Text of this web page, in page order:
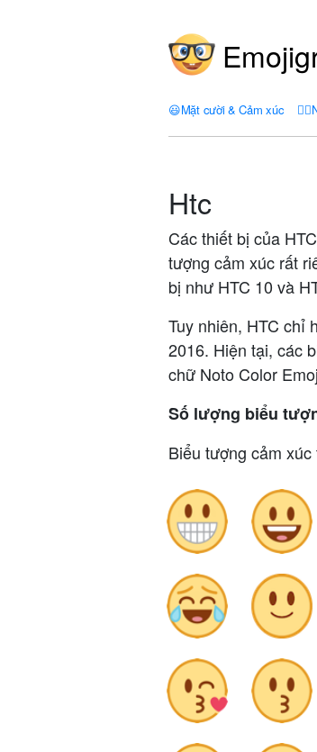
😃Mặt cười & Cảm xúc 🤦‍♀️
Htc
Các thiết bị của
tượng cảm xúc rất
bị như HTC 10 và
Tuy nhiên, HTC chỉ
2016. Hiện tại, các
chữ Noto Color
Số lượng biểu
Biểu tượng cảm